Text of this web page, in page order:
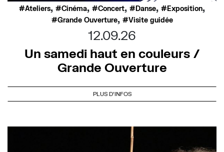
Ateliers, Cinéma, Concert, Danse, Exposition,
Grande Ouverture, Visite guidée
12.09.26
Un samedi haut en couleurs /
Grande Ouverture
PLUS D'INFOS